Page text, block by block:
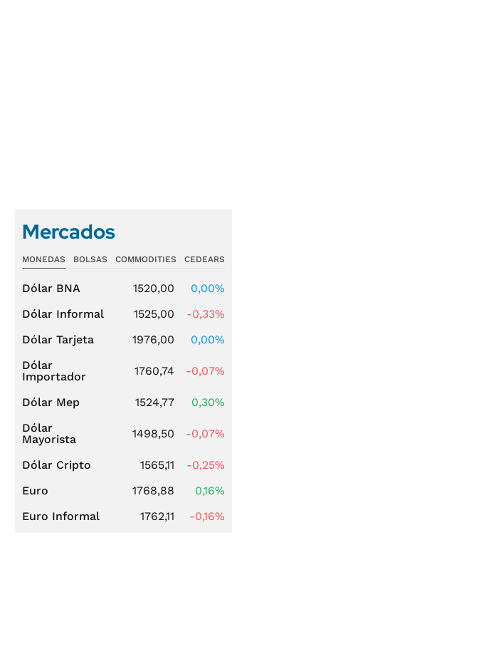
Mercados
MONEDAS BOLSAS COMMODITIES CEDEARS
Dólar BNA 1520,00
0,00%
Dólar Informal
1525,00
-0,33%
Dólar Tarjeta
1976,00
0,00%
Dólar
Importador
1760,74 -0,07%
Dólar Mep 1524,77
0,30%
Dólar
Mayorista
1498,50 -0,07%
Dólar Cripto 1565,11
-0,25%
Euro
1768,88
0,16%
Euro Informal
1762,11 -0,16%